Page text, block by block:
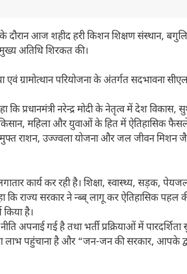
के दौरान आज शहीद हरी किशन शिक्षण संस्थान,
अतिथि शिरकत की।
एवं ग्रामोत्थान परियोजना के अंतर्गत सदभावना
कि प्रधानमंत्री नरेन्द्र मोदी के नेतृत्व में देश
महिला और युवाओं के हित में ऐतिहासिक
मुफ्त राशन, उज्ज्वला योजना और जल जीवन मिशन
कार्य कर रही है। शिक्षा, स्वास्थ्य, सड़क,
कि राज्य सरकार ने न्ब्ब् लागू कर ऐतिहासिक
है।
अपनाई गई है तथा भर्ती प्रक्रियाओं में पारदर्शिता
पहुंचाना है और “जन-जन की सरकार, आपके